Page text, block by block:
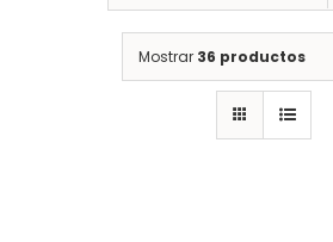
Mostrar 36 productos